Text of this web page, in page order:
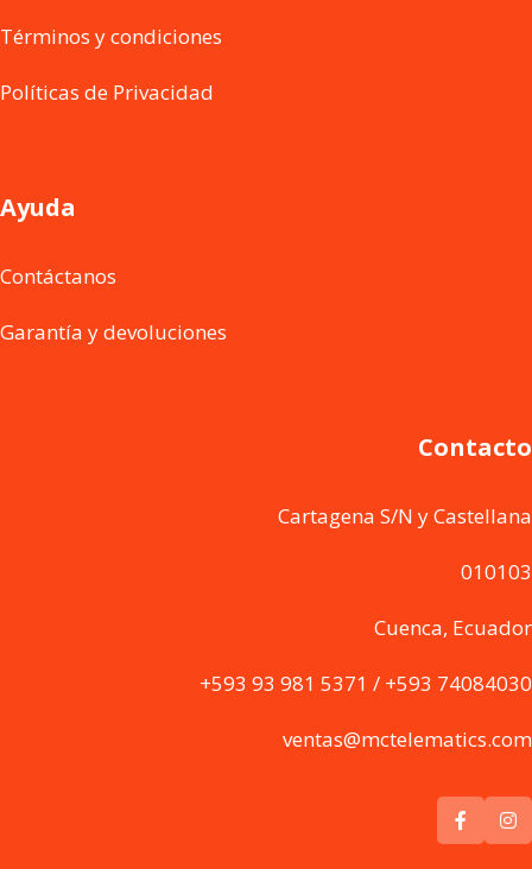
Términos y condiciones
Políticas de Privacidad
Ayuda
Contáctanos
Garantía y devoluciones
Contacto
Cartagena S/N y Castellana
010103
Cuenca, Ecuador
+593 93 981 5371 / +593 74084030
ventas@mctelematics.com